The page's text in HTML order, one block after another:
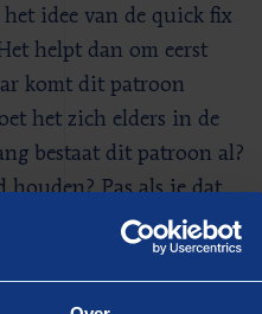
idee van de quick fix
helpt dan om eerst
komt dit patroon
het zich elders in de
bestaat dit patroon al?
Pas als je dat
niet: meestal ben je